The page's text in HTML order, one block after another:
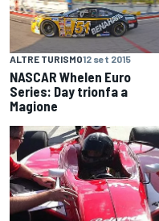
ALTRE TURISMO12 set 2015
NASCAR Whelen Euro
Series: Day trionfa a
Magione